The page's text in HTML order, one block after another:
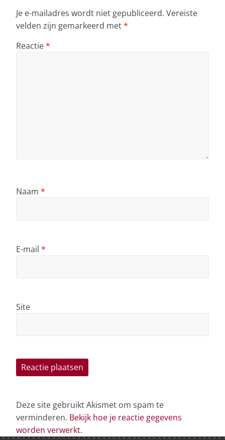
Je e-mailadres wordt niet gepubliceerd. Vereiste
velden zijn gemarkeerd met*
Reactie*
Naam *
E-mail *
Site
Deze site gebruikt Akismet om spam te
verminderen. Bekijk hoe je reactie gegevens
worden verwerkt.